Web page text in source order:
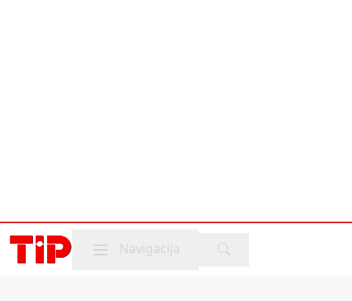
Mobile menu
Navigacija